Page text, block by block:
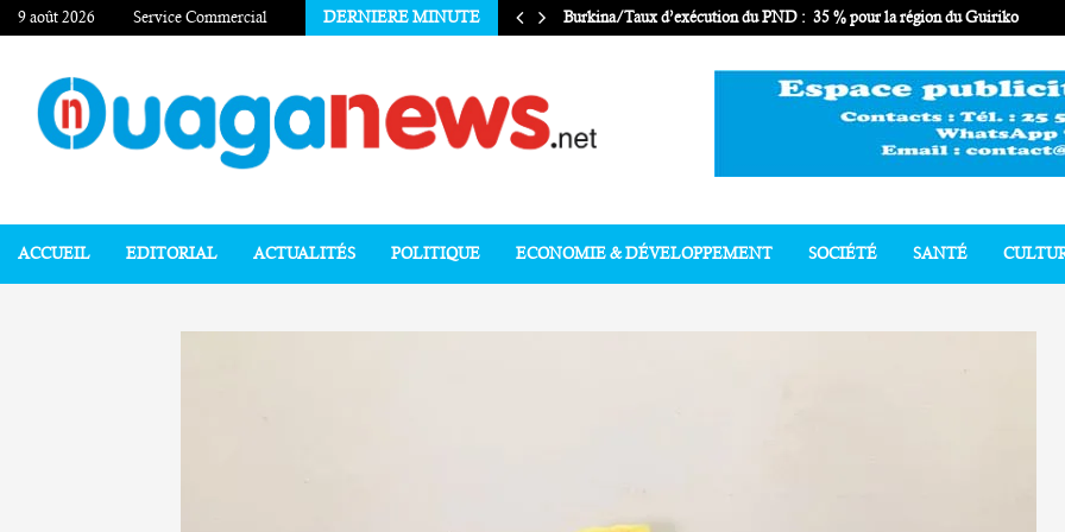
9 août 2026 Service Commercial DERNIERE MINUTE Burkina/Taux d’exécution du PND : 35 % pour la région du Guiriko
ACCUEIL EDITORIAL ACTUALITÉS POLITIQUE ECONOMIE & DÉVELOPPEMENT SOCIÉTÉ SANTÉ